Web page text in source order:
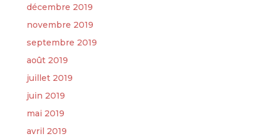
décembre 2019
novembre 2019
septembre 2019
août 2019
juillet 2019
juin 2019
mai 2019
avril 2019